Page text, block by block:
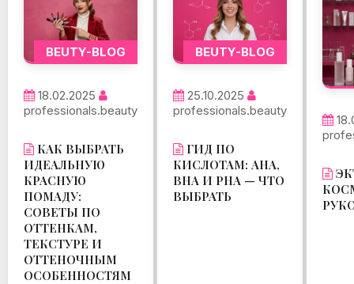
BEUTY-BLOG
18.02.2025
professionals.beauty
КАК ВЫБРАТЬ
ИДЕАЛЬНУЮ
КРАСНУЮ
ПОМАДУ:
СОВЕТЫ ПО
ОТТЕНКАМ,
ТЕКСТУРЕ И
ОТТЕНОЧНЫМ
ОСОБЕННОСТЯМ
BEUTY-BLOG
25.10.2025
professionals.beauty
ГИД ПО
КИСЛОТАМ: AHA,
BHA И PHA — ЧТО
ВЫБРАТЬ